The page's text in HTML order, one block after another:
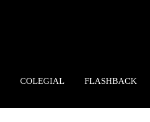
COLEGIAL FLASHBACK